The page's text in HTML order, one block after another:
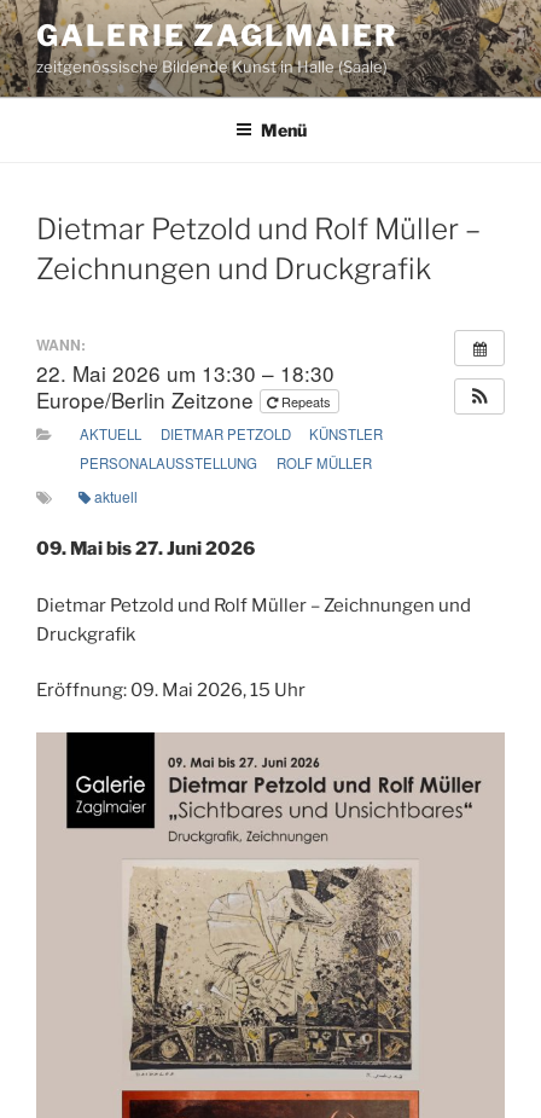
Zum
Inhalt
springen
GALERIE ZAGLMAIER
zeitgenössische Bildende Kunst in Halle (Saale)
Menü
Dietmar Petzold und Rolf Müller –
Zeichnungen und Druckgrafik
WANN:
22. Mai 2026 um 13:30 – 18:30
Europe/Berlin Zeitzone
Repeats
AKTUELL
DIETMAR PETZOLD
KÜNSTLER
PERSONALAUSSTELLUNG
ROLF MÜLLER
aktuell
09. Mai bis 27. Juni 2026
Dietmar Petzold und Rolf Müller – Zeichnungen und
Druckgrafik
Eröffnung: 09. Mai 2026, 15 Uhr